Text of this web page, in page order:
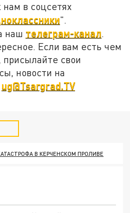
в соцсетях
".
наш телеграм-канал.
Если вам есть чем
свои
новости на
ug@Tsargrad.TV
В КЕРЧЕНСКОМ ПРОЛИВЕ